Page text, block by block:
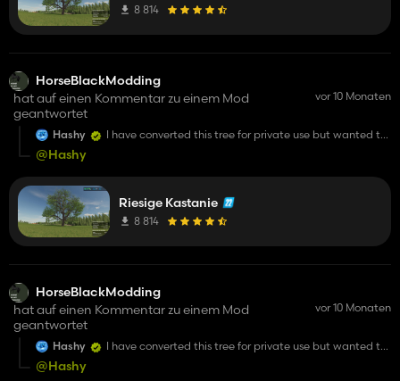
8 814
HorseBlackModding
hat auf einen Kommentar zu einem Mod
geantwortet
vor 10 Monaten
Hashy
I have converted this tree for private use but wanted to
thank you!
@Hashy
Riesige Kastanie
8 814
HorseBlackModding
hat auf einen Kommentar zu einem Mod
geantwortet
vor 10 Monaten
Hashy
I have converted this tree for private use but wanted to
@Hashy